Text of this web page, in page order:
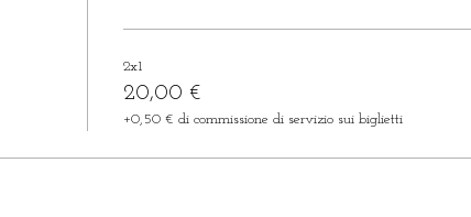
2x1
20,00 €
+0,50 € di commissione di servizio sui biglietti